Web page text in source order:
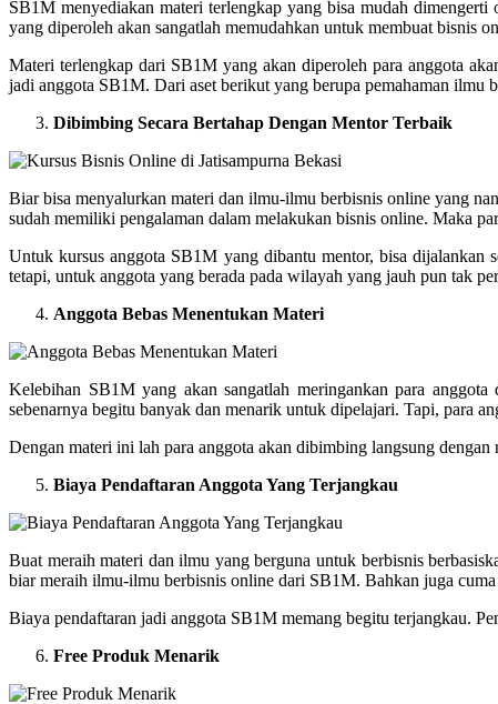
SB1M menyediakan materi terlengkap yang bisa mudah
yang diperoleh akan sangatlah memudahkan untuk membuat bisnis
Materi terlengkap dari SB1M yang akan diperoleh para anggota
jadi anggota SB1M. Dari aset berikut yang berupa pemahaman
Dibimbing Secara Bertahap Dengan Mentor Terbaik
Biar bisa menyalurkan materi dan ilmu-ilmu berbisnis online yang
sudah memiliki pengalaman dalam melakukan bisnis online. Maka
Untuk kursus anggota SB1M yang dibantu mentor, bisa
tetapi, untuk anggota yang berada pada wilayah yang jauh pun tak
Anggota Bebas Menentukan Materi
Kelebihan SB1M yang akan sangatlah meringankan para
sebenarnya begitu banyak dan menarik untuk dipelajari. Tapi, para
Dengan materi ini lah para anggota akan dibimbing langsung
Biaya Pendaftaran Anggota Yang Terjangkau
Buat meraih materi dan ilmu yang berguna untuk berbisnis
biar meraih ilmu-ilmu berbisnis online dari SB1M. Bahkan juga
Biaya pendaftaran jadi anggota SB1M memang begitu terjangkau.
Free Produk Menarik